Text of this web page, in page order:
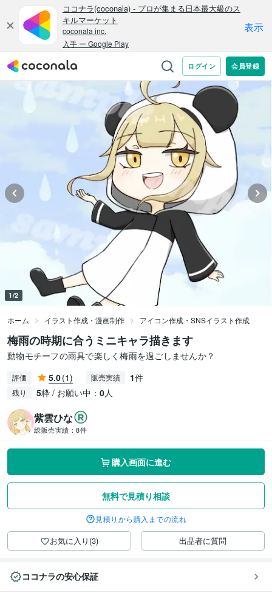
1/2
ホーム イラスト作成・漫画制作 アイコン作成・SNSイラスト作成
梅雨の時期に合うミニキャラ描きます
動物モチーフの雨具で楽しく梅雨を過ごしませんか？
評価 5.0(1) 販売実績 1件
残り 5枠 / お願い中： 0人
紫雲ひな
総販売実績： 8件
購入画面に進む
無料で見積り相談
見積りから購入までの流れ
お気に入り(3) 出品者に質問
ココナラの安心保証